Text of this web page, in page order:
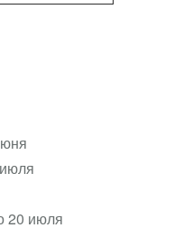
20 июля